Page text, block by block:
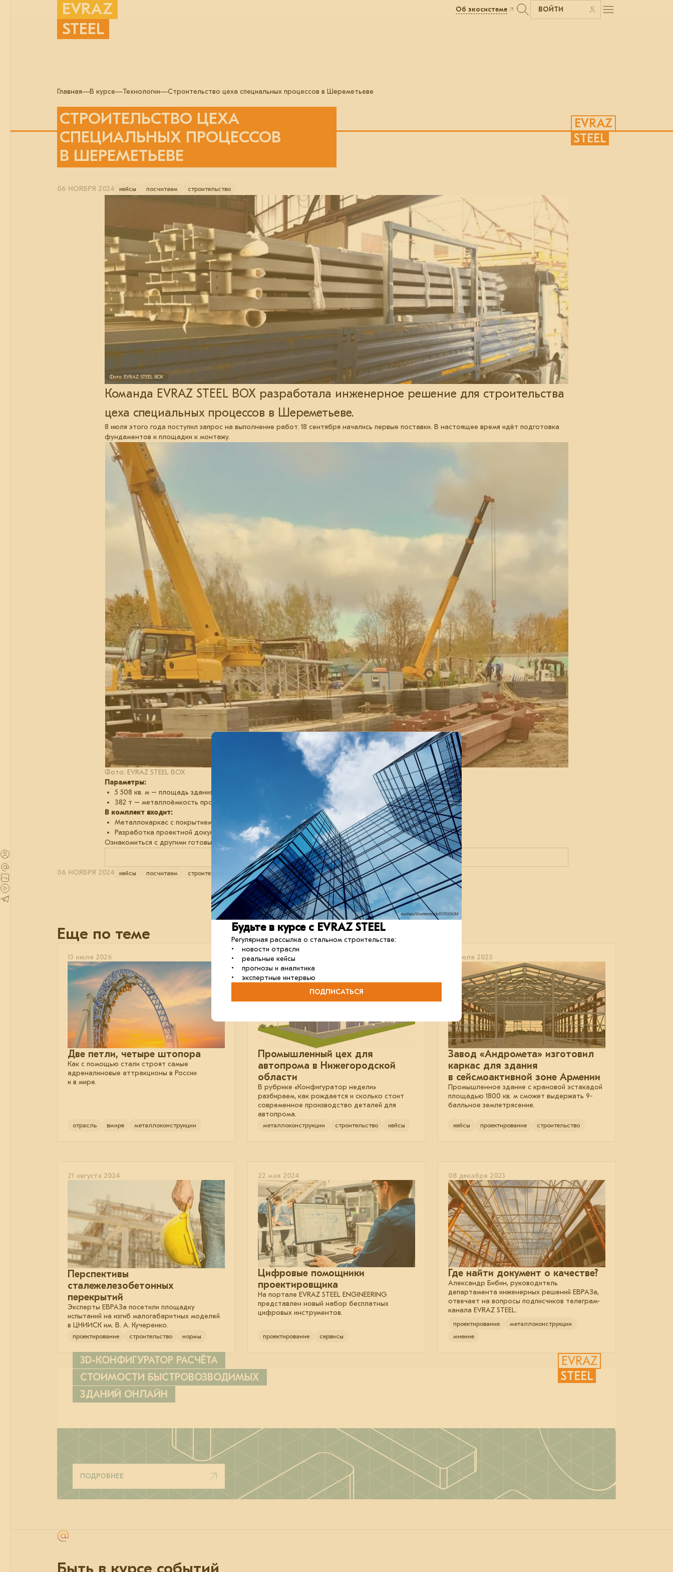
EVRAZ
STEEL
Об экосистеме ВОЙТИ
Главная В курсе Технологии Строительство цеха специальных процессов в Шереметьеве
EVRAZ
STEEL
СТРОИТЕЛЬСТВО ЦЕХА
СПЕЦИАЛЬНЫХ ПРОЦЕССОВ
В ШЕРЕМЕТЬЕВЕ
06 НОЯБРЯ 2024 кейсы посчитаем строительство
Фото: EVRAZ STEEL BOX
Команда EVRAZ STEEL BOX разработала инженерное решение для строительства
цеха специальных процессов в Шереметьеве.
8 июля этого года поступил запрос на выполнение работ. 18 сентября начались первые поставки. В настоящее время идёт подготовка
фундаментов и площадки к монтажу.
Фото: EVRAZ STEEL BOX
Параметры:
5 508 кв. м – площадь здания
382 т – металлоёмкость проекта
В комплект входит:
Металлокаркас с покрытием грунт-эмалью RAL 7004;
Разработка проектной документации КМД.
Ознакомиться с другими готовыми решениями можно насайтеEVRAZ STEEL BOX.
РАССЧИТАТЬ СТОИМОСТЬ ПРОЕКТА
06 НОЯБРЯ 2024
кейсы посчитаем строительство
Еще по теме
13 июля 2026
Две петли, четыре штопора
Как с помощью стали строят самые
адреналиновые аттракционы в России
и в мире.
отрасль вмире металлоконструкции
20 мая 2026
Промышленный цех для
автопрома в Нижегородской
области
В рубрике «Конфигуратор недели»
разбираем, как рождается и сколько стоит
современное производство деталей для
автопрома.
металлоконструкции строительство кейсы
21 июля 2025
Завод «Андромета» изготовил
каркас для здания
в сейсмоактивной зоне Армении
Промышленное здание с крановой эстакадой
площадью 1800 кв. м сможет выдержать 9-
балльное землетрясение.
кейсы проектирование строительство
21 августа 2024
Перспективы
сталежелезобетонных
перекрытий
Эксперты ЕВРАЗа посетили площадку
испытаний на изгиб малогабаритных моделей
в ЦНИИСК им. В. А. Кучеренко.
проектирование строительство нормы
22 мая 2024
Цифровые помощники
проектировщика
На портале EVRAZ STEEL ENGINEERING
представлен новый набор бесплатных
цифровых инструментов.
проектирование сервисы
08 декабря 2023
Где найти документ о качестве?
Александр Бибин, руководитель
департамента инженерных решений ЕВРАЗа,
отвечает на вопросы подписчиков телеграм-
канала EVRAZ STEEL.
проектирование
металлоконструкции
мнение
3D-КОНФИГУРАТОР РАСЧЁТА
СТОИМОСТИ БЫСТРОВОЗВОДИМЫХ
ЗДАНИЙ ОНЛАЙН
EVRAZ
STEEL
ПОДРОБНЕЕ
Быть в курсе событий
Будьте в курсе с EVRAZ STEEL
Регулярная рассылка о стальном строительстве:
• новости отрасли
• реальные кейсы
• прогнозы и аналитика
• экспертные интервью
ПОДПИСАТЬСЯ